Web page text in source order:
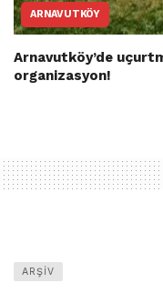
ARNAVUTKÖY
Arnavutköy’de
organizasyon!
ARŞIV